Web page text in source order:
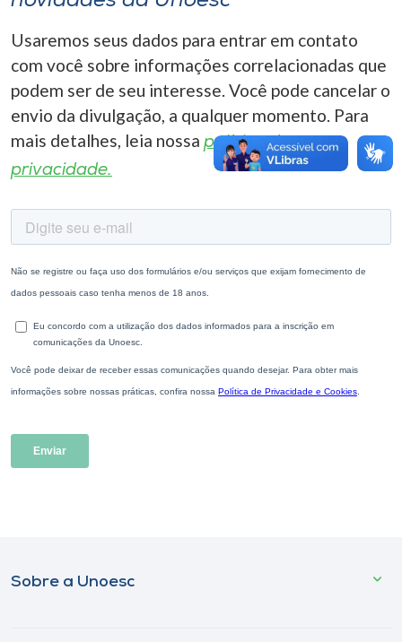
A+
Usaremos seus dados para entrar em contato
com você sobre informações correlacionadas que
podem ser de seu interesse. Você pode cancelar o
envio da divulgação, a qualquer momento. Para
mais detalhes, leia nossa política de
privacidade.
Sobre a Unoesc